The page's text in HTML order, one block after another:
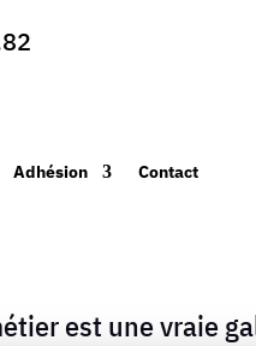
Adhésion Contact
est une vraie